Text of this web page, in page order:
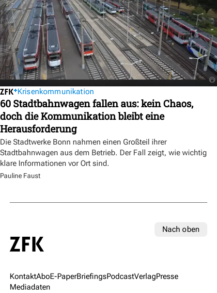
Krisenkommunikation
60 Stadtbahnwagen fallen aus: kein Chaos,
doch die Kommunikation bleibt eine
Herausforderung
Die Stadtwerke Bonn nahmen einen Großteil ihrer
Stadtbahnwagen aus dem Betrieb. Der Fall zeigt, wie wichtig
klare Informationen vor Ort sind.
Pauline Faust
Nach oben
KontaktAboE-PaperBriefingsPodcastVerlagPresse
Mediadaten